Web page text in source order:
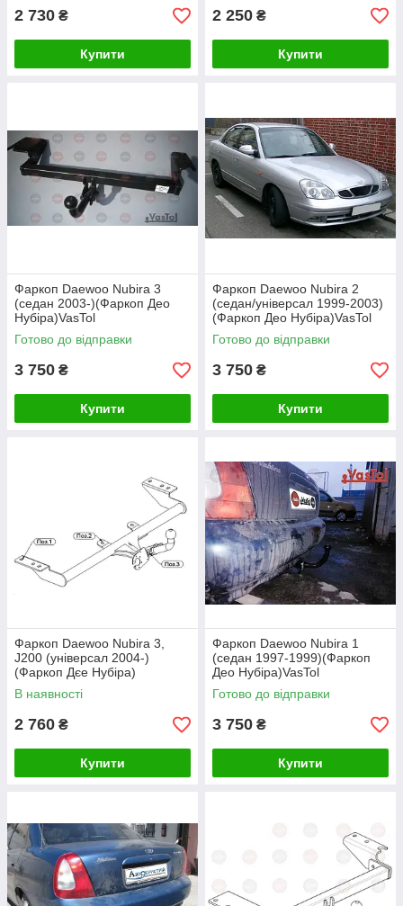
2 730 ₴
Купити
2 250 ₴
Купити
Фаркоп Daewoo Nubira 3
(седан 2003-)(Фаркоп Део
Нубіра)VasTol
Готово до відправки
3 750 ₴
Купити
Фаркоп Daewoo Nubira 2
(седан/універсал 1999-2003)
(Фаркоп Део Нубіра)VasTol
Готово до відправки
3 750 ₴
Купити
Фаркоп Daewoo Nubira 3,
J200 (універсал 2004-)
(Фаркоп Дєе Нубіра)
Автопристрій
В наявності
2 760 ₴
Купити
Фаркоп Daewoo Nubira 1
(седан 1997-1999)(Фаркоп
Део Нубіра)VasTol
Готово до відправки
3 750 ₴
Купити